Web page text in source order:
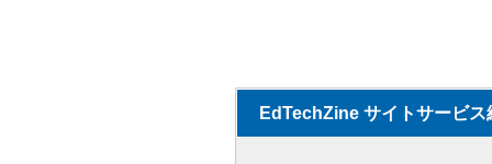
EdTechZine サイトサービス